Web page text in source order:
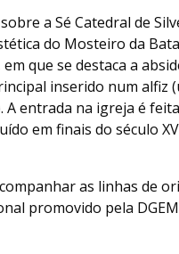
a Sé Catedral de
do Mosteiro da
que se destaca a
inserido num alfiz
entrada na igreja é
em finais do século
as linhas de
promovido pela